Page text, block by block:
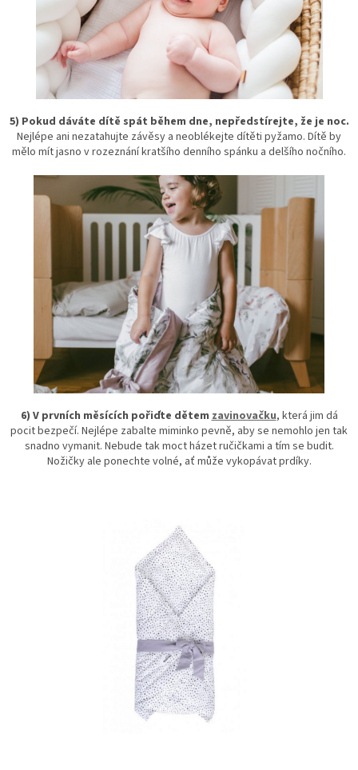
5) Pokud dáváte dítě spát během dne, nepředstírejte, že je noc.
Nejlépe ani nezatahujte závěsy a neoblékejte dítěti pyžamo. Dítě by
mělo mít jasno v rozeznání kratšího denního spánku a delšího nočního.
6) V prvních měsících pořiďte dětemzavinovačku, která jim dá
pocit bezpečí. Nejlépe zabalte miminko pevně, aby se nemohlo jen tak
snadno vymanit. Nebude tak moct házet ručičkami a tím se budit.
Nožičky ale ponechte volné, ať může vykopávat prdíky.